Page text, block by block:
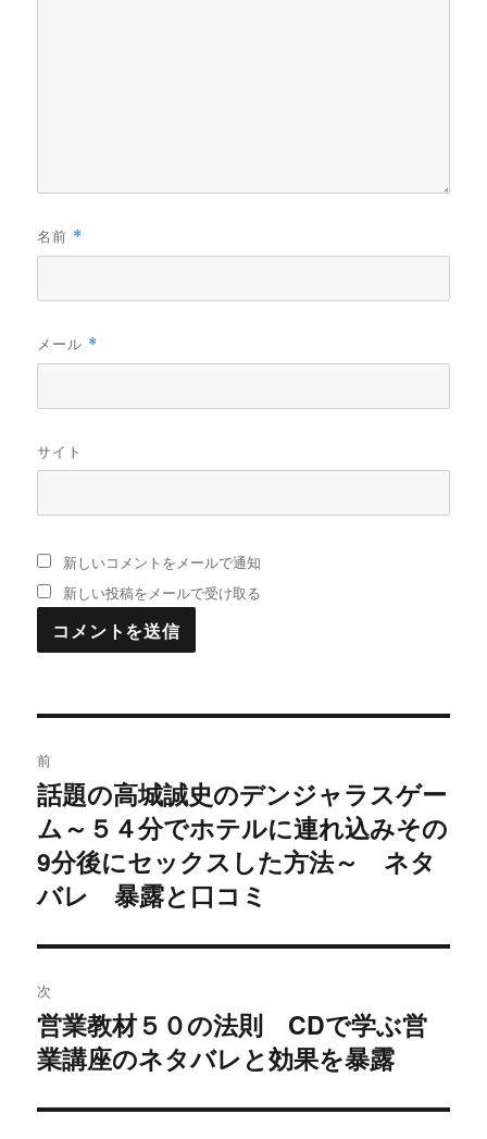
名前 *
メール *
サイト
新しいコメントをメールで通知
新しい投稿をメールで受け取る
稿
ナ
ビ
シ
ョ
ン
前
過
去
の
投
話題の高城誠史のデンジャラスゲー
ム～５４分でホテルに連れ込みその
9分後にセックスした方法～ ネタ
バレ 暴露と口コミ
次
次
の
稿:
営業教材５０の法則 CDで学ぶ営
業講座のネタバレと効果を暴露